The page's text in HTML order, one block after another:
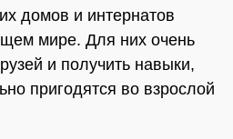
домов и интернатов
мире. Для них очень
и получить навыки,
пригодятся во взрослой